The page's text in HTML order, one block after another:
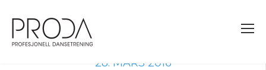
sidens
hovedinnhold
28. MARS 2016